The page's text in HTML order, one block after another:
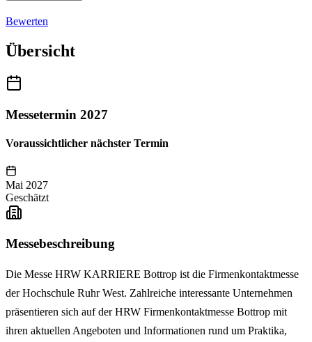
Bewerten
Übersicht
Messetermin 2027
Voraussichtlicher nächster Termin
Mai 2027
Geschätzt
Messebeschreibung
Die Messe HRW KARRIERE Bottrop ist die Firmenkontaktmesse
der Hochschule Ruhr West. Zahlreiche interessante Unternehmen
präsentieren sich auf der HRW Firmenkontaktmesse Bottrop mit
ihren aktuellen Angeboten und Informationen rund um Praktika,